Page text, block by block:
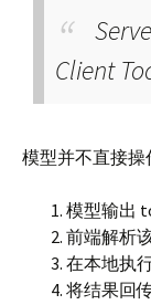
Client
模型并不直接操
模型输出
前端解析
在本地执
将结果回